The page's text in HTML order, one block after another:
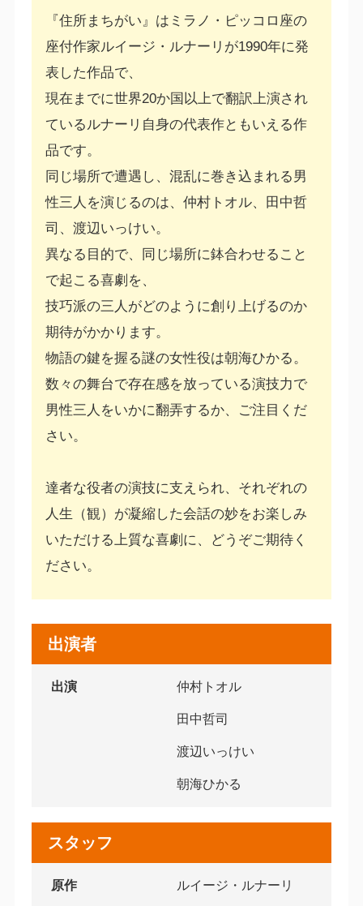
『住所まちがい』はミラノ・ピッコロ座の
座付作家ルイージ・ルナーリが1990年に発
表した作品で、
現在までに世界20か国以上で翻訳上演され
ているルナーリ自身の代表作ともいえる作
品です。
同じ場所で遭遇し、混乱に巻き込まれる男
性三人を演じるのは、仲村トオル、田中哲
司、渡辺いっけい。
異なる目的で、同じ場所に鉢合わせること
で起こる喜劇を、
技巧派の三人がどのように創り上げるのか
期待がかかります。
物語の鍵を握る謎の女性役は朝海ひかる。
数々の舞台で存在感を放っている演技力で
男性三人をいかに翻弄するか、ご注目くだ
さい。
達者な役者の演技に支えられ、それぞれの
人生（観）が凝縮した会話の妙をお楽しみ
いただける上質な喜劇に、どうぞご期待く
ださい。
出演者
出演 仲村トオル
田中哲司
渡辺いっけい
朝海ひかる
スタッフ
原作 ルイージ・ルナーリ